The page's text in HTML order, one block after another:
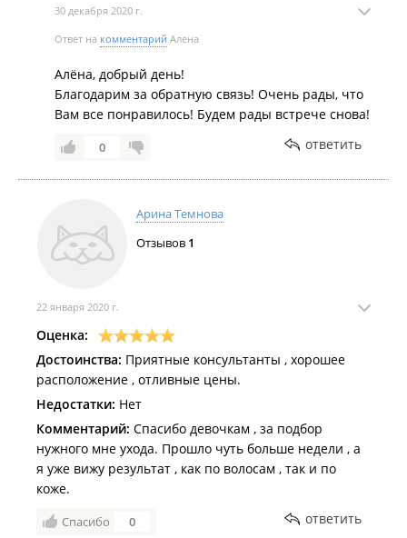
30 декабря 2020 г.
Ответ на комментарий Алена
Алёна, добрый день!
Благодарим за обратную связь! Очень рады, что
Вам все понравилось! Будем рады встрече снова!
0 ответить
Арина Темнова
Отзывов 1
22 января 2020 г.
Оценка:
Достоинства: Приятные консультанты , хорошее
расположение , отливные цены.
Недостатки: Нет
Комментарий: Спасибо девочкам , за подбор
нужного мне ухода. Прошло чуть больше недели , а
я уже вижу результат , как по волосам , так и по
коже.
Спасибо 0 ответить